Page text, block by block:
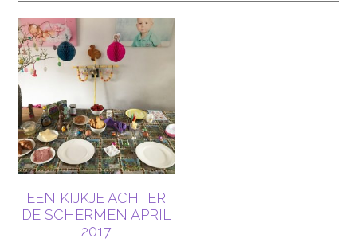
EEN KIJKJE ACHTER
DE SCHERMEN APRIL
2017